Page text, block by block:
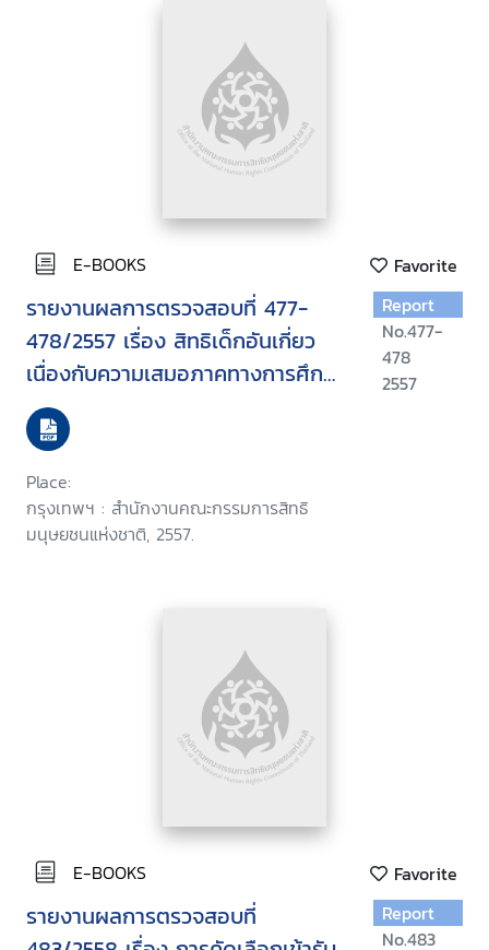
E-BOOKS Favorite
รายงานผลการตรวจสอบที่ 477-
478/2557 เรื่อง สิทธิเด็กอันเกี่ยว
เนื่องกับความเสมอภาคทางการศึกษา
กรณีคัดค้านนโยบายยุบ ควบรวม
โรงเรียนขนาดเล็ก (คำร้องที่
270/2554)
Place:
กรุงเทพฯ : สำนักงานคณะกรรมการสิทธิ
มนุษยชนแห่งชาติ, 2557.
Report
No.477-
478
2557
E-BOOKS Favorite
รายงานผลการตรวจสอบที่
Report
No.483